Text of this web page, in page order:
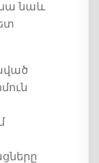
նաև